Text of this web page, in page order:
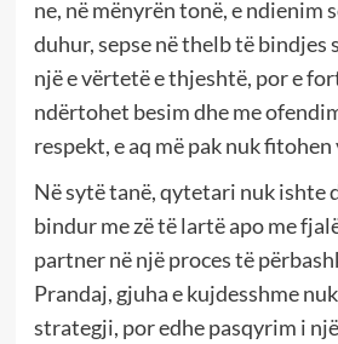
ne, në mënyrën tonë, e ndienim
duhur, sepse në thelb të bindjes
një e vërtetë e thjeshtë, por e
ndërtohet besim dhe me
respekt, e aq më pak nuk
Në sytë tanë, qytetari nuk ishte
bindur me zë të lartë apo me
partner në një proces të
Prandaj, gjuha e kujdesshme
strategji, por edhe pasqyrim i